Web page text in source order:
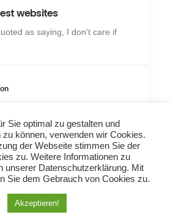
websites
as saying, I don't care if
Sie optimal zu gestalten und
können, verwenden wir Cookies.
der Webseite stimmen Sie der
zu. Weitere Informationen zu
unserer Datenschutzerklärung. Mit
Sie dem Gebrauch von Cookies zu.
Akzeptieren!